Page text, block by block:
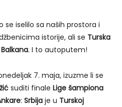
se iselilo sa naših prostora i
istorije, ali se Turska
Balkana. I to autoputem!
7. maja, izuzme li se
suditi finale Lige šampiona
: Srbija je u Turskoj